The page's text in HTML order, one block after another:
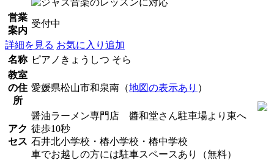
営業
案内
受付中
詳細を見る お気に入り追加
名称 ピアノきょうしつ そら
教室
の住
所
愛媛県松山市和泉南（地図の表示あり ）
アク
セス
醤油ラーメン専門店 醬和堂さん駐車場より東へ
徒歩10秒
石井北小学校・椿小学校・椿中学校
車でお越しの方には駐車スペースあり（無料）